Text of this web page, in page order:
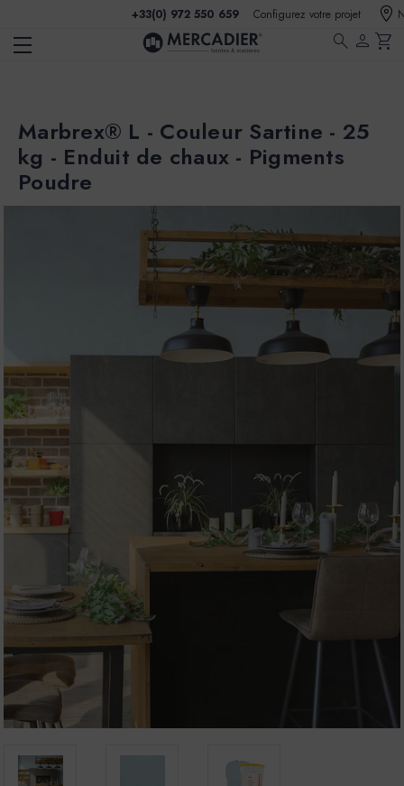
+33(0) 972 550 659 Configurez votre projet
search person shopping_cart
Marbrex® L - Couleur Sartine - 25
kg - Enduit de chaux - Pigments
Poudre